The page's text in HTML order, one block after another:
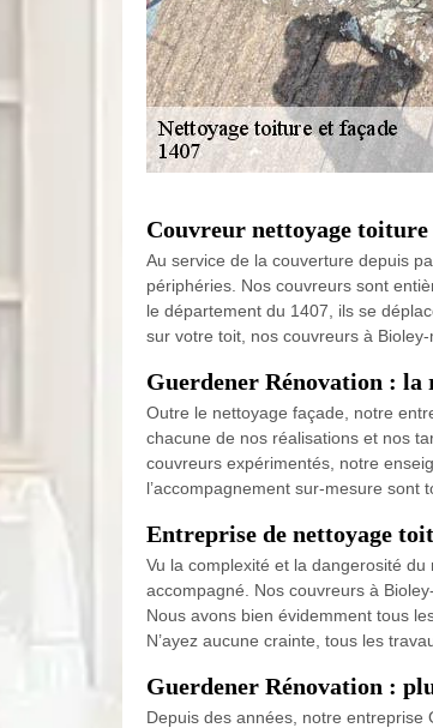
Couvreur nettoyage
Au service de la couverture depuis
périphéries. Nos couvreurs sont
le département du 1407, ils se
sur votre toit, nos couvreurs à
Guerdener Rénovation : la
Outre le nettoyage façade, notre
chacune de nos réalisations et nos
couvreurs expérimentés, notre
l’accompagnement sur-mesure sont
Entreprise de nettoyage
Vu la complexité et la dangerosité
accompagné. Nos couvreurs à
Nous avons bien évidemment tous
N’ayez aucune crainte, tous les
Guerdener Rénovation :
Depuis des années, notre